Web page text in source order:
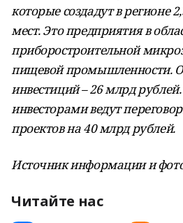
которые создадут в регионе
мест. Это предприятия в
приборостроительной
пищевой промышленности.
инвестиций – 26 млрд
инвесторами ведут
проектов на 40 млрд рублей.
Источник информации и
Читайте нас